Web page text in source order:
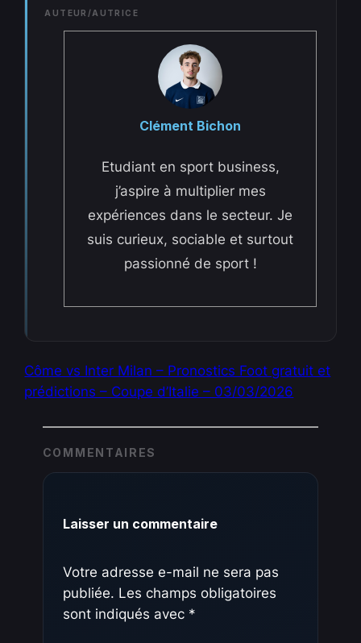
AUTEUR/AUTRICE
Clément Bichon
Etudiant en sport business,
j’aspire à multiplier mes
expériences dans le secteur. Je
suis curieux, sociable et surtout
passionné de sport !
Côme vs Inter Milan – Pronostics Foot gratuit et
prédictions – Coupe d’Italie – 03/03/2026
COMMENTAIRES
Laisser un commentaire
Votre adresse e-mail ne sera pas
publiée. Les champs obligatoires
sont indiqués avec *